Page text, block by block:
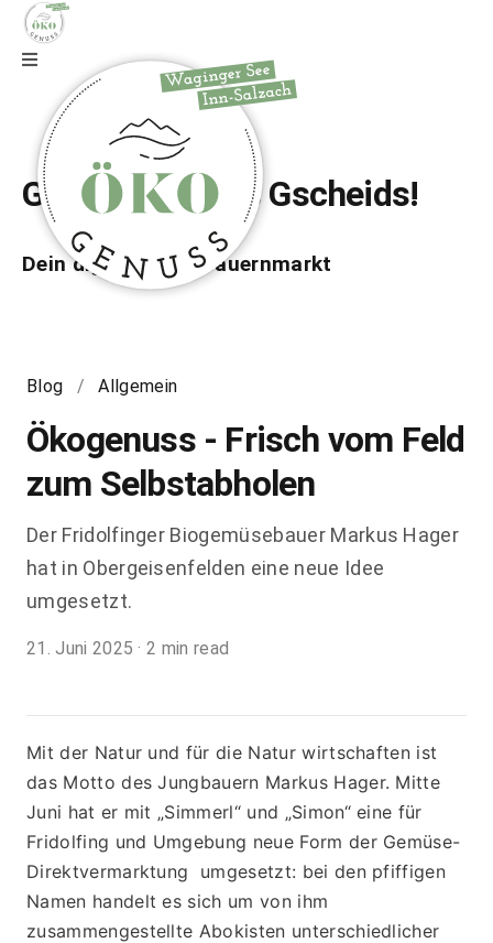
Zur Webseite
Gfrei di auf wos Gscheids!
Dein digitaler Bio-Bauernmarkt
Blog / Allgemein
Ökogenuss - Frisch vom Feld
zum Selbstabholen
Der Fridolfinger Biogemüsebauer Markus Hager
hat in Obergeisenfelden eine neue Idee
umgesetzt.
21. Juni 2025 · 2 min read
Mit der Natur und für die Natur wirtschaften ist
das Motto des Jungbauern Markus Hager. Mitte
Juni hat er mit „Simmerl“ und „Simon“ eine für
Fridolfing und Umgebung neue Form der Gemüse-
Direktvermarktung  umgesetzt: bei den pfiffigen
Namen handelt es sich um von ihm
zusammengestellte Abokisten unterschiedlicher